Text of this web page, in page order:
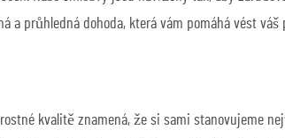
a průhledná dohoda, která vám pomáhá vést
kvalitě znamená, že si sami stanovujeme